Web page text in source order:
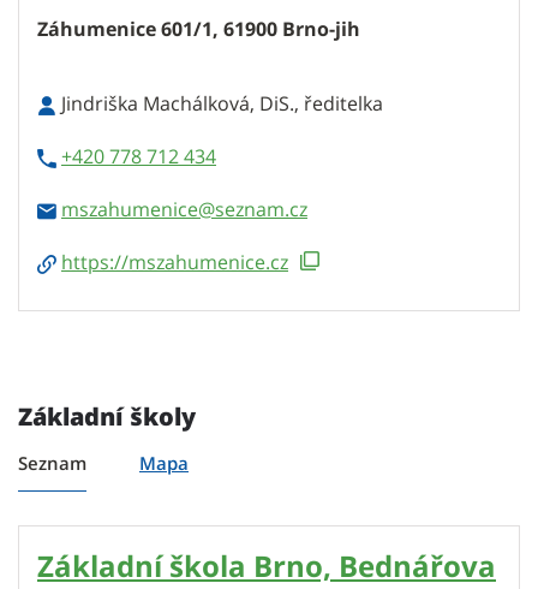
Záhumenice 601/1, 61900 Brno-jih
Jindriška Machálková, DiS., ředitelka
+420 778 712 434
mszahumenice
https://mszahumenice.cz
Základní školy
Seznam Mapa
Základní škola Brno, Bednářova